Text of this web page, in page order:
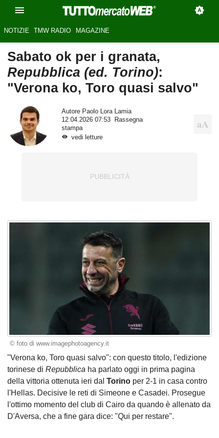
NOTIZIE TMW RADIO MAGAZINE
Sabato ok per i granata,
Repubblica (ed. Torino):
"Verona ko, Toro quasi salvo"
Autore Paolo Lora Lamia
12.04.2026 07:53
Rassegna
stampa
vedi letture
© foto di www.imagephotoagency.it
"Verona ko, Toro quasi salvo": con questo titolo, l'edizione
torinese di Repubblica ha parlato oggi in prima pagina
della vittoria ottenuta ieri dal Torino per 2-1 in casa contro
l'Hellas. Decisive le reti di Simeone e Casadei. Prosegue
l'ottimo momento del club di Cairo da quando è allenato da
D'Aversa, che a fine gara dice: "Qui per restare".